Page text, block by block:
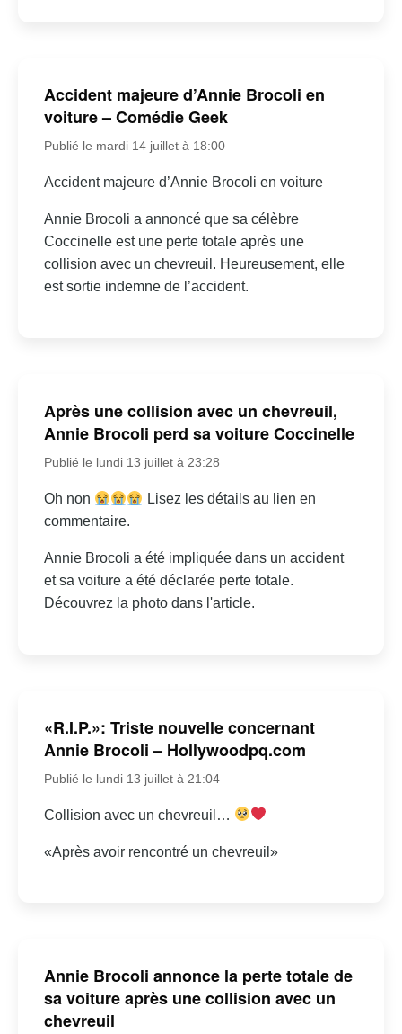
Accident majeure d’Annie Brocoli en
voiture – Comédie Geek
Publié le mardi 14 juillet à 18:00
Accident majeure d’Annie Brocoli en voiture
Annie Brocoli a annoncé que sa célèbre
Coccinelle est une perte totale après une
collision avec un chevreuil. Heureusement, elle
est sortie indemne de l’accident.
Après une collision avec un chevreuil,
Annie Brocoli perd sa voiture Coccinelle
Publié le lundi 13 juillet à 23:28
Oh non
Lisez les détails au lien en
commentaire.
Annie Brocoli a été impliquée dans un accident
et sa voiture a été déclarée perte totale.
Découvrez la photo dans l'article.
«R.I.P.»: Triste nouvelle concernant
Annie Brocoli – Hollywoodpq.com
Publié le lundi 13 juillet à 21:04
Collision avec un chevreuil…
«Après avoir rencontré un chevreuil»
Annie Brocoli annonce la perte totale de
sa voiture après une collision avec un
chevreuil